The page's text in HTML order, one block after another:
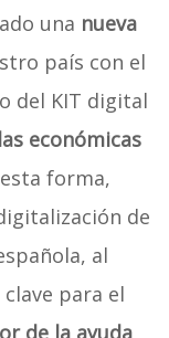
una nueva
país con el
del KIT digital
económicas
forma,
de
al
para el